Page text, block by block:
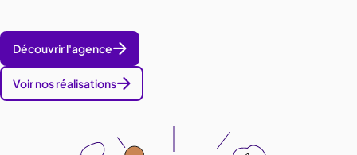
Découvrir l'agence
Voir nos réalisations